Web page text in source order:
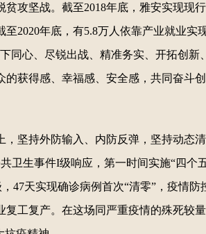
攻坚战。截至2018年底，雅安实现现
2020年底，有5.8万人依靠产业就业
同心、尽锐出战、精准务实、开拓创
获得感、幸福感、安全感，共同奋斗
坚持外防输入、内防反弹，坚持动态
卫生事件I级响应，第一时间实施“四个
47天实现确诊病例首次“清零”，疫情
工复产。在这场同严重疫情的殊死较